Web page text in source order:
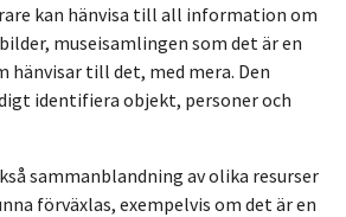
kan hänvisa till all information om
museisamlingen som det är en
hänvisar till det, med mera. Den
identifiera objekt, personer och
sammanblandning av olika resurser
förväxlas, exempelvis om det är en